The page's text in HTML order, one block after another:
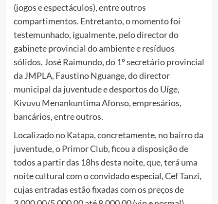
(jogos e espectáculos), entre outros
compartimentos. Entretanto, o momento foi
testemunhado, igualmente, pelo director do
gabinete provincial do ambiente e resíduos
sólidos, José Raimundo, do 1º secretário provincial
da JMPLA, Faustino Nguange, do director
municipal da juventude e desportos do Uíge,
Kivuvu Menankuntima Afonso, empresários,
bancários, entre outros.
Localizado no Katapa, concretamente, no bairro da
juventude, o Primor Club, ficou a disposição de
todos a partir das 18hs desta noite, que, terá uma
noite cultural com o convidado especial, Cef Tanzi,
cujas entradas estão fixadas com os preços de